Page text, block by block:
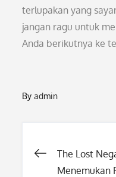
terlupakan yang
jangan ragu untuk
Anda berikutnya ke
Byadmin
Post
The Lost
Menemukan